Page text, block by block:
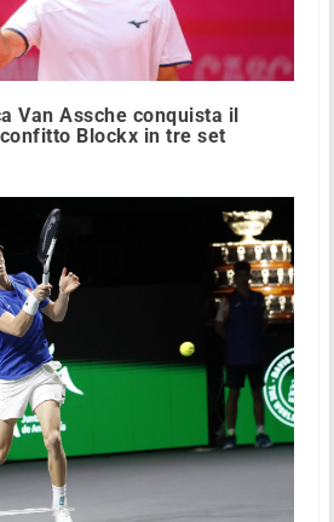
Van Assche conquista il
Blockx in tre set